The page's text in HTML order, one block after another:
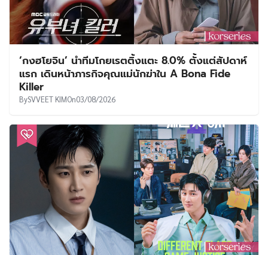
‘กงฮโยจิน’ นำทีมโกยเรตติ้งแตะ 8.0% ตั้งแต่สัปดาห์
แรก เดินหน้าภารกิจคุณแม่นักฆ่าใน A Bona Fide
Killer
BySVVEET KIMOn03/08/2026